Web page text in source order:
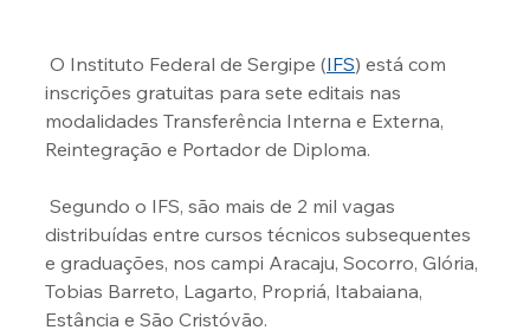
O Instituto Federal de Sergipe (IFS) está com
inscrições gratuitas para sete editais nas
modalidades Transferência Interna e Externa,
Reintegração e Portador de Diploma.
Segundo o IFS, são mais de 2 mil vagas
distribuídas entre cursos técnicos subsequentes
e graduações, nos campi Aracaju, Socorro, Glória,
Tobias Barreto, Lagarto, Propriá, Itabaiana,
Estância e São Cristóvão.